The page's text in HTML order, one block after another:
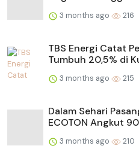
3 months ago 216
TBS Energi Catat
Tumbuh 20,5% di
3 months ago 215
Dalam Sehari
ECOTON Angkut
3 months ago 210